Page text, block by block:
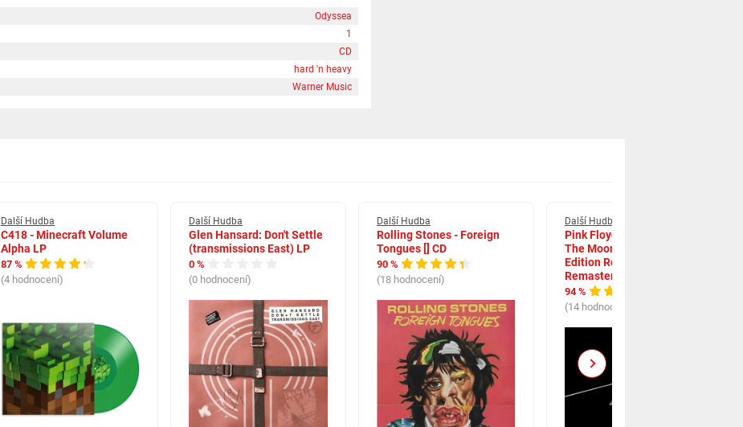
Odyssea
1
CD
hard 'n heavy
Warner Music
Další Hudba
C418 - Minecraft Volume
Alpha LP
87 %
(4 hodnocení)
Další Hudba
Glen Hansard: Don't Settle
(transmissions East) LP
0 %
(0 hodnocení)
Další Hudba
Rolling Stones - Foreign
Tongues [] CD
90 %
(18 hodnocení)
Další Hudba
Pink Floyd Dark Side Of
The Moon Anniversary
Edition Reissue
Remastered LP
94 %
(14 hodnocení)
Next